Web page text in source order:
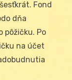
Fond
dňa
pôžičku. Po
na účet